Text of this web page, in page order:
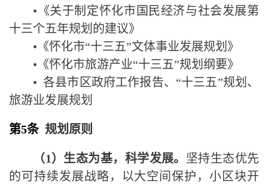
• 《关于制定怀化市国民经济与社会发展第
十三个五年规划的建议》
• 《怀化市“十三五”文体事业发展规划》
• 《怀化市旅游产业“十三五”规划纲要》
• 各县市 区政府工作报告、“十三五”规划、
旅游业发展规划
第5条 规划原则
（1 ）生态为基，科学发展。 坚持生态优先
的可持续发展战略，以大空间保护，小区块开